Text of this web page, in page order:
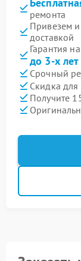
ремонта
Привезем и
доставкой
Гарантия
до 3-х лет
Срочный
Скидка для
Получите